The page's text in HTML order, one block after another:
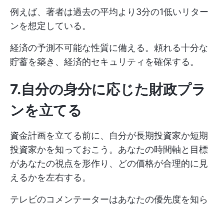
例えば、著者は過去の平均より3分の1低いリター
ンを想定している。
経済の予測不可能な性質に備える。頼れる十分な
貯蓄を築き、経済的セキュリティを確保する。
7.自分の身分に応じた財政プラ
ンを立てる
資金計画を立てる前に、自分が長期投資家か短期
投資家かを知っておこう。あなたの時間軸と目標
があなたの視点を形作り、どの価格が合理的に見
えるかを左右する。
テレビのコメンテーターはあなたの優先度を知ら